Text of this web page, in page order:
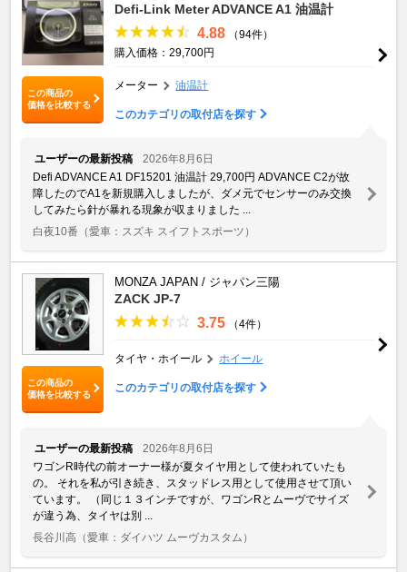
この商品の
価格を比較する
Defi-Link Meter ADVANCE A1 油温計
4.88
（94件）
購入価格：29,700円
メーター 油温計
このカテゴリの取付店を探す
ユーザーの最新投稿
2026年8月6日
Defi ADVANCE A1 DF15201 油温計 29,700円 ADVANCE C2が故
障したのでA1を新規購入しましたが、ダメ元でセンサーのみ交換
してみたら針が暴れる現象が収まりました ...
白夜10番 （愛車：スズキ スイフトスポーツ）
この商品の
価格を比較する
MONZA JAPAN / ジャパン三陽
ZACK JP-7
3.75 （4件）
タイヤ・ホイール ホイール
このカテゴリの取付店を探す
ユーザーの最新投稿
2026年8月6日
ワゴンR時代の前オーナー様が夏タイヤ用として使われていたも
の。 それを私が引き続き、スタッドレス用として使用させて頂い
ています。 （同じ１３インチですが、ワゴンRとムーヴでサイズ
が違う為、タイヤは別 ...
長谷川高 （愛車：ダイハツ ムーヴカスタム）